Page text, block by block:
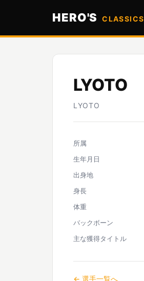
HERO'S CLASSICS
LYOTO
LYOTO
所属
生年月日
出身地
身長
体重
バックボーン
主な獲得タイトル
← 選手一覧へ